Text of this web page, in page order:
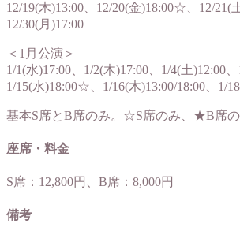
12/19(木)13:00、12/20(金)18:00☆、12/
12/30(月)17:00
＜1月公演＞
1/1(水)17:00、1/2(木)17:00、1/4(土)12:00
1/15(水)18:00☆、1/16(木)13:00/18:00、1/
基本S席とB席のみ。☆S席のみ、★B席
座席・料金
S席：12,800円、B席：8,000円
備考